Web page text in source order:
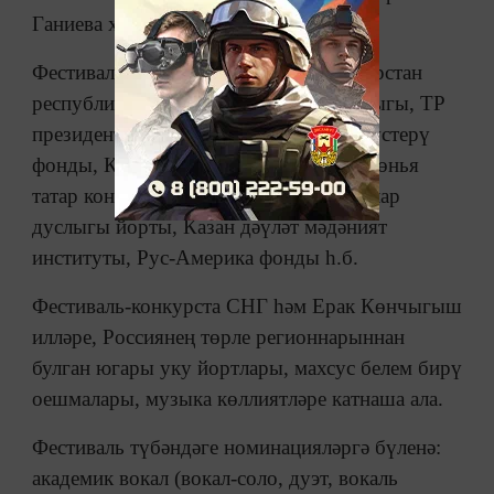
Ганиева хәбәр итте.
Фестивальнең оештыручылары – Татарстан
республикасының мәдәният министрлыгы, ТР
президенты каршындагы мәдәниятне үстерү
фонды, Казан шәһәре мэриясе, Бөтендөнья
татар конгрессы, Татарстанның халыклар
дуслыгы йорты, Казан дәүләт мәдәният
институты, Рус-Америка фонды һ.б.
Фестиваль-конкурста СНГ һәм Ерак Көнчыгыш
илләре, Россиянең төрле регионнарыннан
булган югары уку йортлары, махсус белем бирү
оешмалары, музыка көллиятләре катнаша ала.
Фестиваль түбәндәге номинацияләргә бүленә:
академик вокал (вокал-соло, дуэт, вокаль